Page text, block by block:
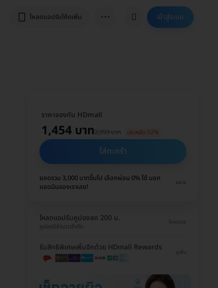
โหลดแอปรับโค้ดเพิ่ม ⋯ เข้าสู่ระบบ
ราคาจองกับ HDmall
1,454 บาท2,999 บาท ประหยัด 52%
ใส่ตะกร้า
ยอดรวม 3,000 บาทขึ้นไป เลือกผ่อน 0% ได้ บอก
แอดมินของเราเลย!
ขยาย
โหลดแอปรับคูปองลด 200 บ.
คูปองมีจำนวนจำกัด
โหลดเลย
รับสิทธิพิเศษเพิ่มอีกด้วย HDmall Rewards
ดูเพิ่ม